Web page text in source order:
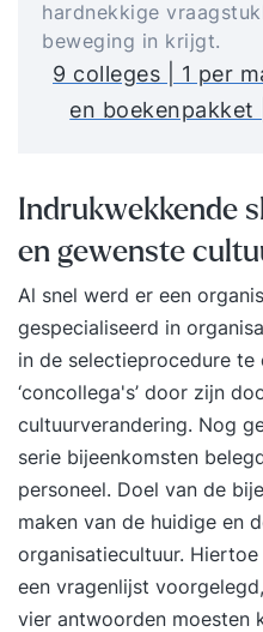
hardnekkige
beweging in krijgt.
9 colleges | 1 per
en boekenpakket
Indrukwekkende
en gewenste
Al snel werd er een
gespecialiseerd in
in de selectieprocedure te
‘concollega's’ door zijn
cultuurverandering. Nog
serie bijeenkomsten
personeel. Doel van de
maken van de huidige en
organisatiecultuur.
een vragenlijst
vier antwoorden moesten